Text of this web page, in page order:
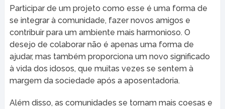
Participar de um projeto como esse é uma forma de
se integrar à comunidade, fazer novos amigos e
contribuir para um ambiente mais harmonioso. O
desejo de colaborar não é apenas uma forma de
ajudar, mas também proporciona um novo significado
à vida dos idosos, que muitas vezes se sentem à
margem da sociedade após a aposentadoria.
Além disso, as comunidades se tornam mais coesas e